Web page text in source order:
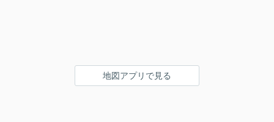
地図アプリで見る